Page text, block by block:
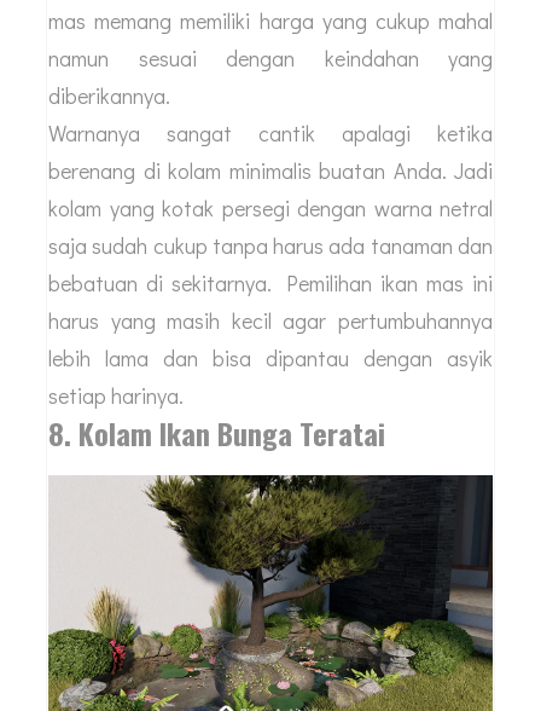
mas memang memiliki harga yang cukup mahal
namun sesuai dengan keindahan yang
diberikannya.
Warnanya sangat cantik apalagi ketika
berenang di kolam minimalis buatan Anda. Jadi
kolam yang kotak persegi dengan warna netral
saja sudah cukup tanpa harus ada tanaman dan
bebatuan di sekitarnya. Pemilihan ikan mas ini
harus yang masih kecil agar pertumbuhannya
lebih lama dan bisa dipantau dengan asyik
setiap harinya.
8. Kolam Ikan Bunga Teratai